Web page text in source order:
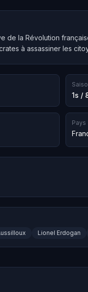
de la Révolution
à assassiner les
1s /
Pays
Lionel Erdogan